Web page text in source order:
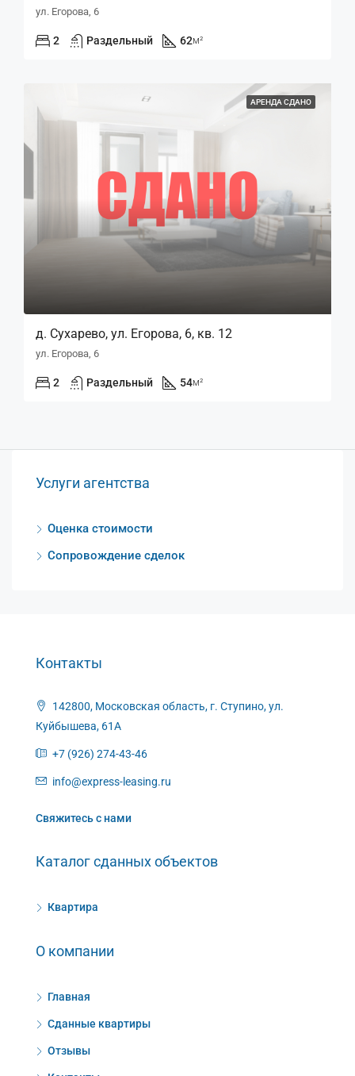
ул. Егорова, 6
2 Раздельный 62м²
АРЕНДА СДАНО
д. Сухарево, ул. Егорова, 6, кв. 12
ул. Егорова, 6
2 Раздельный 54м²
Услуги агентства
Оценка стоимости
Сопровождение сделок
Контакты
142800, Московская область, г. Ступино, ул.
Куйбышева, 61А
+7 (926) 274-43-46
info@express-leasing.ru
Свяжитесь с нами
Каталог сданных объектов
Квартира
О компании
Главная
Сданные квартиры
Отзывы